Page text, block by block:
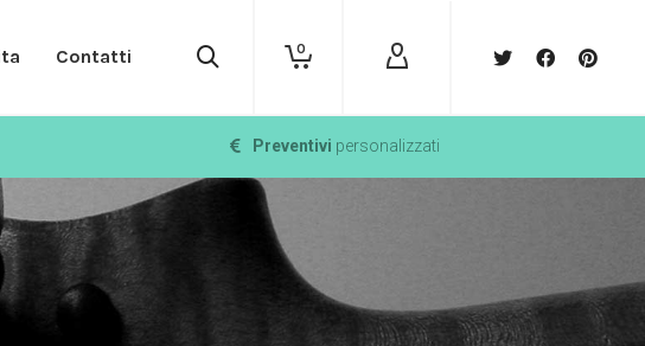
Contatti 0
Preventivi personalizzati